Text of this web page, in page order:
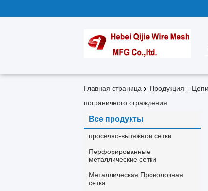
Главная страница Продукция
пограничного ограждения
Все продукты
просечно-вытяжной сетки
Перфорированные
металлические сетки
Металлическая Проволочная
сетка